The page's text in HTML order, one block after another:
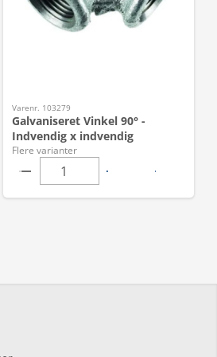
Varenr. 103279
Galvaniseret Vinkel 90° -
Indvendig x indvendig
Flere varianter